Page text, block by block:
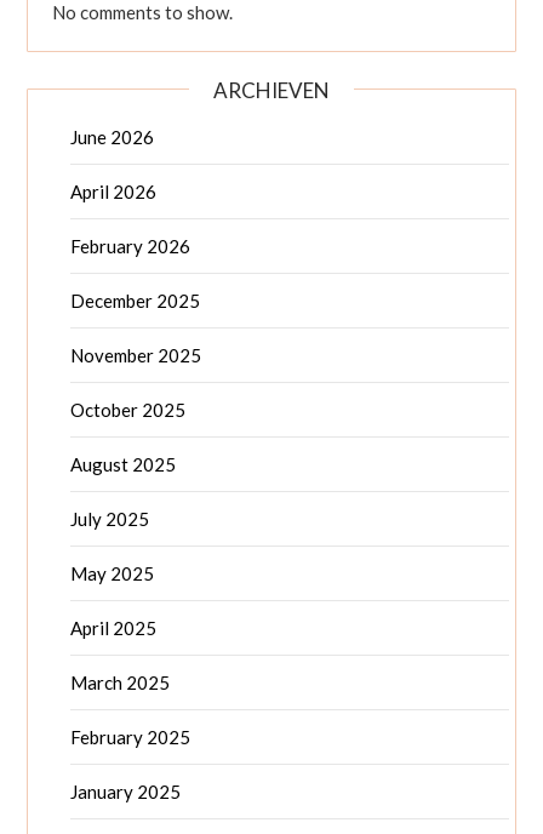
No comments to show.
ARCHIEVEN
June 2026
April 2026
February 2026
December 2025
November 2025
October 2025
August 2025
July 2025
May 2025
April 2025
March 2025
February 2025
January 2025